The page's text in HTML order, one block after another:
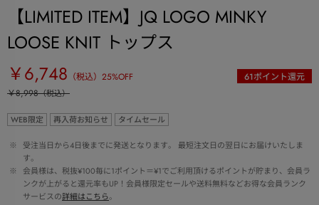
【LIMITED ITEM】JQ LOGO MINKY
LOOSE KNIT トップス
￥6,748 （税込） 25%OFF 61ポイント還元
￥8,998（税込）
WEB限定 再入荷お知らせ タイムセール
※
受注当日から4日後までに発送となります。 最短注文日の翌日にお届けいたしま
す。
※
会員様は、税抜¥100毎に1ポイント＝¥1でご利用頂けるポイントが貯まり、会員ラ
ンクが上がると還元率もUP！会員様限定セールや送料無料などお得な会員ランク
サービスの詳細はこちら。